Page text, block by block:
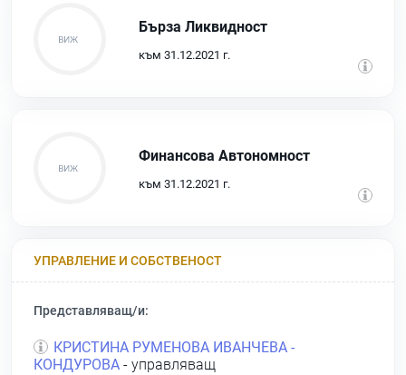
Бърза Ликвидност
към 31.12.2021 г.
Финансова Автономност
към 31.12.2021 г.
УПРАВЛЕНИЕ И СОБСТВЕНОСТ
Представляващ/и:
КРИСТИНА РУМЕНОВА ИВАНЧЕВА -
КОНДУРОВА - управляващ